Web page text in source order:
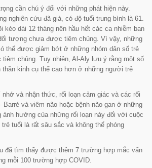
cần chú ý đối với những phát hiện này.
nghiên cứu đã già, có độ tuổi trung bình là 61.
kéo dài 12 tháng nên hầu hết các ca nhiễm ban
tượng chưa được tiêm chủng. Vì vậy, những
thể được giảm bớt ở những nhóm dân số trẻ
chủng. Tuy nhiên, Al-Aly lưu ý rằng một số
thần kinh cụ thể cao hơn ở những người trẻ
nhớ và nhận thức, rối loạn cảm giác và các rối
Barré và viêm não hoặc bệnh não gan ở những
hưởng của những rối loạn này đối với cuộc
tuổi là rất sâu sắc và không thể phóng
đã tìm thấy được thêm 7 trường hợp mắc vấn
mỗi 100 trường hợp COVID.